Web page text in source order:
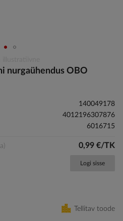
nurgaühendus OBO
140049178
4012196307876
6016715
0,99 €/TK
Logi sisse
Tellitav toode